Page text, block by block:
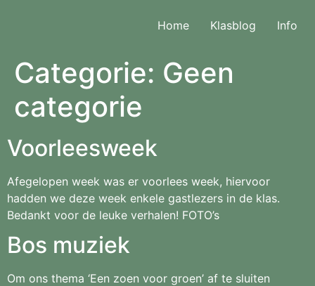
Home Klasblog Info
Categorie: Geen
categorie
Voorleesweek
Afegelopen week was er voorlees week, hiervoor
hadden we deze week enkele gastlezers in de klas.
Bedankt voor de leuke verhalen! FOTO’s
Bos muziek
Om ons thema ‘Een zoen voor groen’ af te sluiten